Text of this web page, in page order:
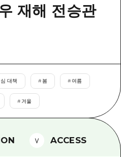
)현
패스
및 배송 서비스
이드
내 매력을 동영상으로 소개!
재해 전승관
대책 #봄 # 여름
# 겨울
ACCESS